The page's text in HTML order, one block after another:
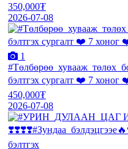
350,000₮
2026-07-08
1
бэлтгэх сургалт ❤️ 7
450,000₮
2026-07-08